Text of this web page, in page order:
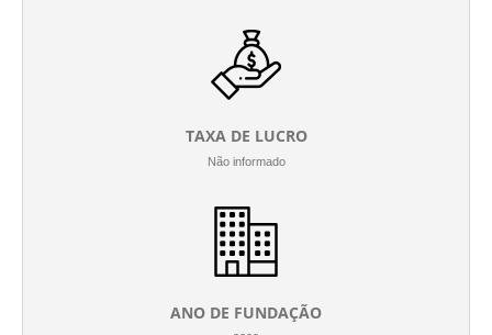
TAXA DE LUCRO
Não informado
ANO DE FUNDAÇÃO